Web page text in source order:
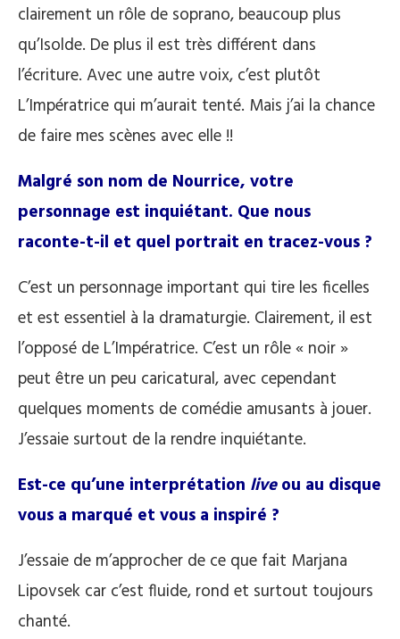
clairement un rôle de soprano, beaucoup plus
qu’Isolde. De plus il est très différent dans
l’écriture. Avec une autre voix, c’est plutôt
L’Impératrice qui m’aurait tenté. Mais j’ai la chance
de faire mes scènes avec elle !!
Malgré son nom de Nourrice, votre
personnage est inquiétant. Que nous
raconte-t-il et quel portrait en tracez-vous ?
C’est un personnage important qui tire les ficelles
et est essentiel à la dramaturgie. Clairement, il est
l’opposé de L’Impératrice. C’est un rôle « noir »
peut être un peu caricatural, avec cependant
quelques moments de comédie amusants à jouer.
J’essaie surtout de la rendre inquiétante.
Est-ce qu’une interprétation liveou au disque
vous a marqué et vous a inspiré ?
J’essaie de m’approcher de ce que fait Marjana
Lipovsek car c’est fluide, rond et surtout toujours
chanté.